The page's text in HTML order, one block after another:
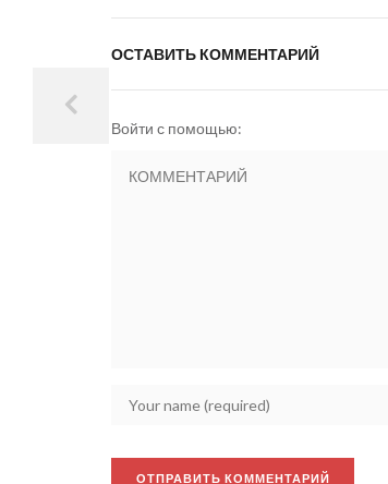
ОСТАВИТЬ КОММЕНТАРИЙ
Войти с помощью: